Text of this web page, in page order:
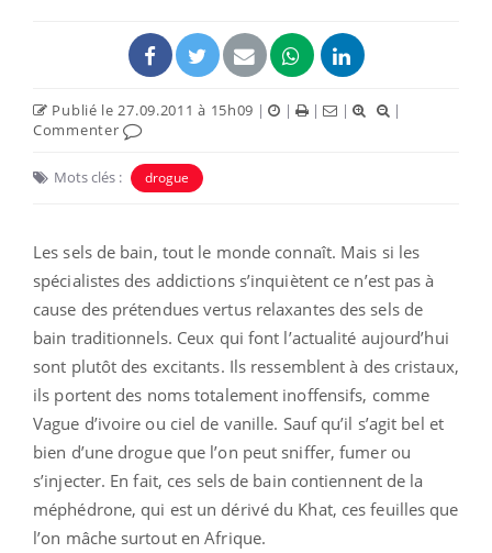
Publié le 27.09.2011 à 15h09 | | | |
|
Commenter
Mots clés : drogue
Les sels de bain, tout le monde connaît. Mais si les
spécialistes des addictions s’inquiètent ce n’est pas à
cause des prétendues vertus relaxantes des sels de
bain traditionnels. Ceux qui font l’actualité aujourd’hui
sont plutôt des excitants. Ils ressemblent à des cristaux,
ils portent des noms totalement inoffensifs, comme
Vague d’ivoire ou ciel de vanille. Sauf qu’il s’agit bel et
bien d’une drogue que l’on peut sniffer, fumer ou
s’injecter. En fait, ces sels de bain contiennent de la
méphédrone, qui est un dérivé du Khat, ces feuilles que
l’on mâche surtout en Afrique.